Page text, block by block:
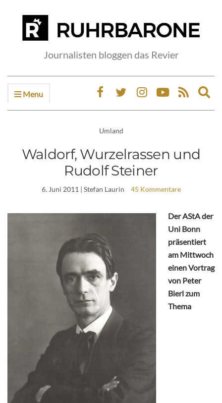
Journalisten bloggen das Revier
Menu
Umland
Waldorf, Wurzelrassen und
Rudolf Steiner
6. Juni 2011 | Stefan Laurin 45 Kommentare
Der AStA der
Uni Bonn
präsentiert
am Mittwoch
einen Vortrag
von Peter
Bierl zum
Thema